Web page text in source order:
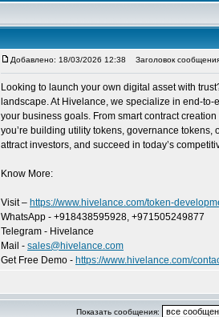
Добавлено: 18/03/2026 12:38 Заголовок
Looking to launch your own digital asset with
landscape. At Hivelance, we specialize in end-
your business goals. From smart contract
you’re building utility tokens, governance
attract investors, and succeed in today’s
Know More:
Visit – https://www.hivelance.com/token-
WhatsApp - +918438595928, +971505249877
Telegram - Hivelance
Mail - sales@hivelance.com
Get Free Demo - https://www.hivelance.com/
Показать сообщения: